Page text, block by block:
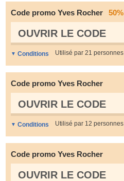
Code promo Yves Rocher 50%
OUVRIR LE СODE
Conditions Utilisé par 21 personnes
Code promo Yves Rocher
OUVRIR LE СODE
Conditions Utilisé par 12 personnes
Code promo Yves Rocher
OUVRIR LE СODE